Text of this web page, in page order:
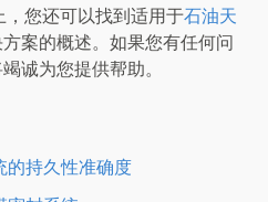
，您还可以找到适用于石油天
案的概述。如果您有任何问
竭诚为您提供帮助。
的持久性准确度